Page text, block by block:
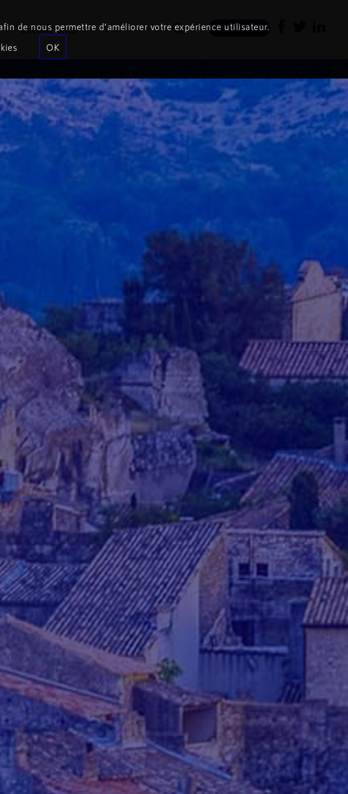
Newsletter
Événements
de nous permettre d’améliorer votre expérience utilisateur.
OK